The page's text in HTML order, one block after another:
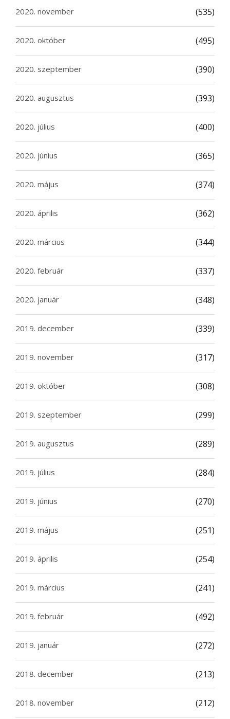
2020. november (535)
2020. október (495)
2020. szeptember (390)
2020. augusztus (393)
2020. július (400)
2020. június (365)
2020. május (374)
2020. április (362)
2020. március (344)
2020. február (337)
2020. január (348)
2019. december (339)
2019. november (317)
2019. október (308)
2019. szeptember (299)
2019. augusztus (289)
2019. július (284)
2019. június (270)
2019. május (251)
2019. április (254)
2019. március (241)
2019. február (492)
2019. január (272)
2018. december (213)
2018. november (212)